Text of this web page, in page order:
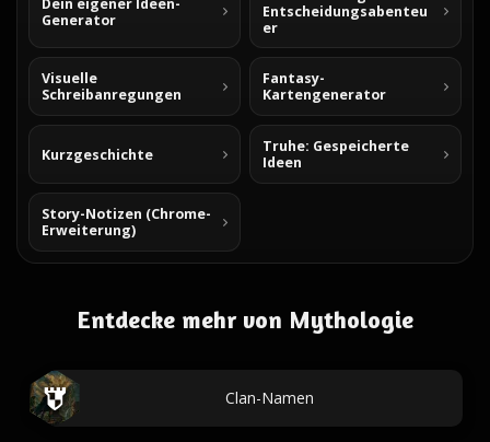
Generator
Entscheidungsabenteu
er
Visuelle
Schreibanregungen
Fantasy-
Kartengenerator
Kurzgeschichte
Truhe: Gespeicherte
Ideen
Story-Notizen (Chrome-
Erweiterung)
Entdecke mehr von Mythologie
Clan-Namen